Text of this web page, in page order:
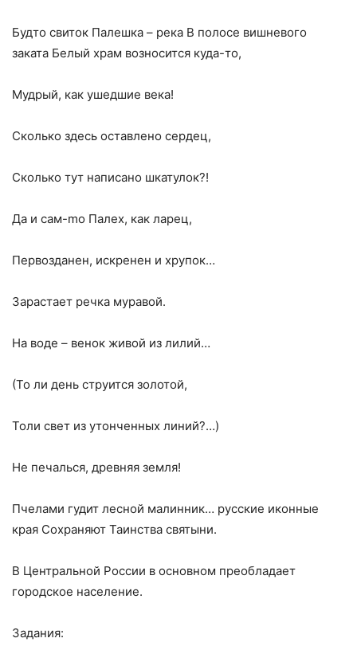
Будто свиток Палешка – река В полосе вишневого
заката Белый храм возносится куда-то,
Мудрый, как ушедшие века!
Сколько здесь оставлено сердец,
Сколько тут написано шкатулок?!
Да и сам-mo Палех, как ларец,
Первозданен, искренен и хрупок…
Зарастает речка муравой.
На воде – венок живой из лилий…
(То ли день струится золотой,
Толи свет из утонченных линий?…)
Не печалься, древняя земля!
Пчелами гудит лесной малинник… русские иконные
края Сохраняют Таинства святыни.
В Центральной России в основном преобладает
городское население.
Задания: